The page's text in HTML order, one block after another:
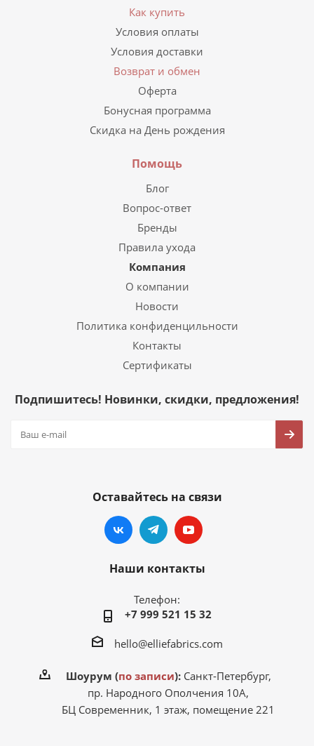
Как купить
Условия оплаты
Условия доставки
Возврат и обмен
Оферта
Бонусная программа
Скидка на День рождения
Помощь
Блог
Вопрос-ответ
Бренды
Правила ухода
Компания
О компании
Новости
Политика конфиденцильности
Контакты
Сертификаты
Подпишитесь! Новинки, скидки, предложения!
Оставайтесь на связи
Наши контакты
Телефон:
+7 999 521 15 32
hello@elliefabrics.com
Шоурум (по записи):Санкт-Петербург,
пр. Народного Ополчения 10А,
БЦ Современник, 1 этаж, помещение 221